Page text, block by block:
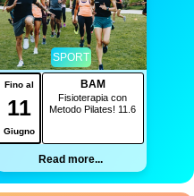
SPORT
Fino al
11
Giugno
BAM
Fisioterapia con
Metodo Pilates! 11.6
Read more...